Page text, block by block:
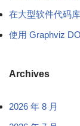
在大型软件代码
使用 Graphviz
Archives
2026 年 8 月